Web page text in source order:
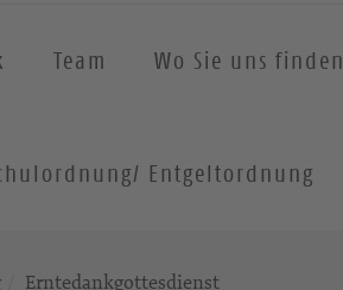
Team Wo Sie uns finden
Entgeltordnung
Erntedankgottesdienst